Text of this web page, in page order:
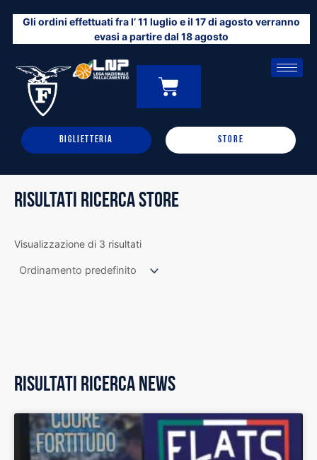
contenuto
Gli ordini effettuati fra l’ 11 luglio e il 17 di agosto verranno
evasi a partire dal 18 agosto
0
CARRELLO
BIGLIETTERIA STORE
RISULTATI RICERCA STORE
Visualizzazione di 3 risultati
RISULTATI RICERCA NEWS